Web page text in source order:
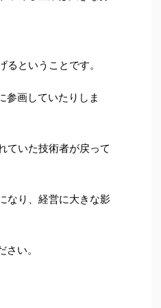
ということです。
参画していたりしま
ていた技術者が戻って
なり、経営に大きな影
い。